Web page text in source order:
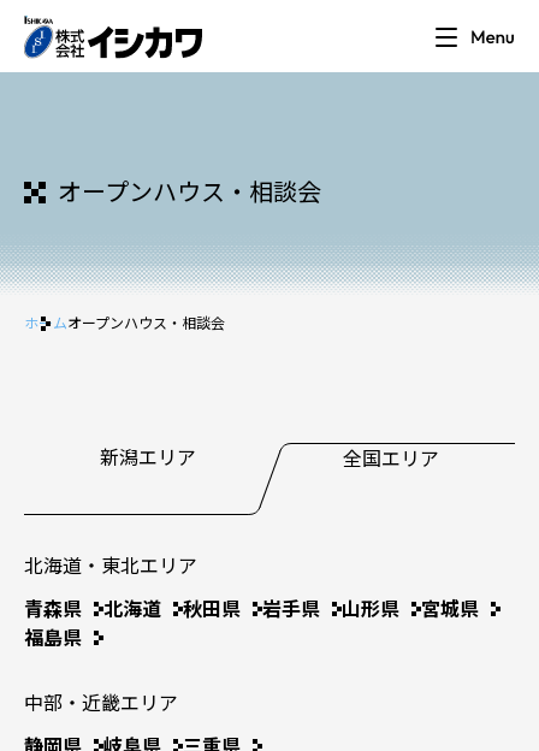
オープンハウス・相談会
ホームオープンハウス・相談会
新潟エリア 全国エリア
北海道・東北エリア
青森県
北海道 秋田県 岩手県 山形県
宮城県
福島県
中部・近畿エリア
静岡県
岐阜県 三重県